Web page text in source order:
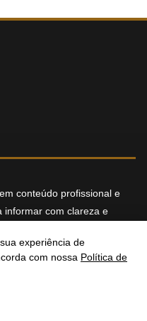
experiência de
com nossa Política de
conteúdo profissional e
com clareza e
contato, será um prazer